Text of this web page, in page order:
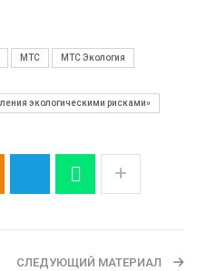
МТС МТС Экология
экологическими рисками»
СЛЕДУЮЩИЙ МАТЕРИАЛ